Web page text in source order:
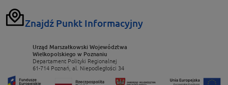
Znajdź Punkt Informacyjny
Urząd Marszałkowski Województwa
Wielkopolskiego w Poznaniu
Departament Polityki Regionalnej
61-714 Poznań, al. Niepodległości 34